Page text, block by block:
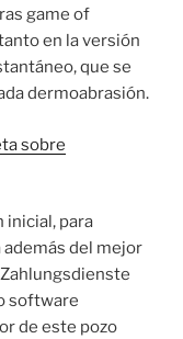
game of
en la versión
que se
dermoabrasión.
sobre
inicial, para
del mejor
software
de este pozo